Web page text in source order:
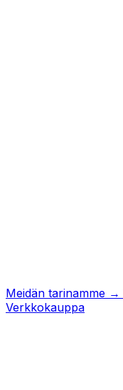
Meidän tarinamme →
Verkkokauppa